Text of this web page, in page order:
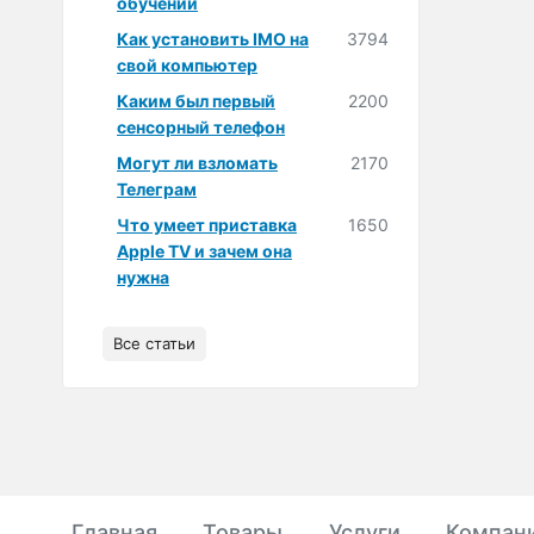
Как установить IMO на
свой компьютер
3794
Каким был первый
сенсорный телефон
2200
Могут ли взломать
Телеграм
2170
Что умеет приставка
Apple TV и зачем она
нужна
1650
Все статьи